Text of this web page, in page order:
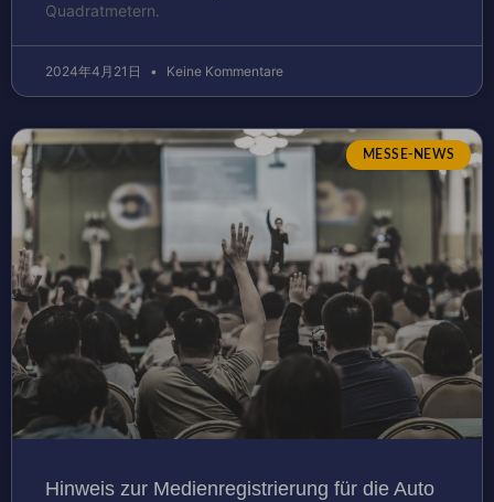
Quadratmetern.
2024年4月21日 Keine Kommentare
MESSE-NEWS
Hinweis zur Medienregistrierung für die Auto